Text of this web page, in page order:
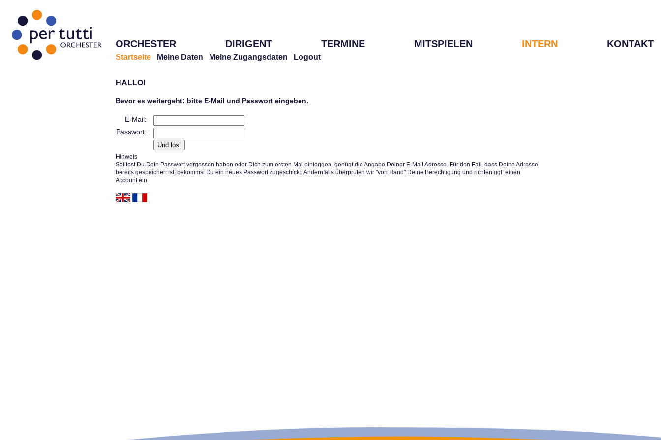
ORCHESTER DIRIGENT TERMINE MITSPIELEN INTERN KONTAKT
Startseite Meine Daten Meine Zugangsdaten Logout
HALLO!
Bevor es weitergeht: bitte E-Mail und Passwort eingeben.
E-Mail:
Passwort:
Hinweis
Solltest Du Dein Passwort vergessen haben oder Dich zum ersten Mal einloggen, genügt die Angabe Deiner E-Mail Adresse. Für den Fall, dass Deine Adresse
bereits gespeichert ist, bekommst Du ein neues Passwort zugeschickt. Andernfalls überprüfen wir "von Hand" Deine Berechtigung und richten ggf. einen
Account ein.